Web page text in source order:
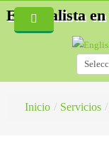
Servicios
Especialista
Inicio / Servicios /